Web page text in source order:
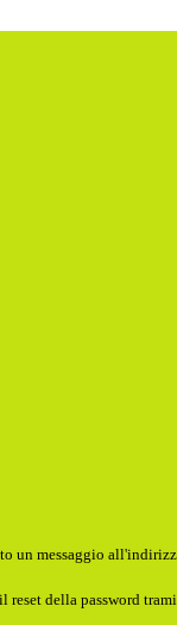
un messaggio
reset della password